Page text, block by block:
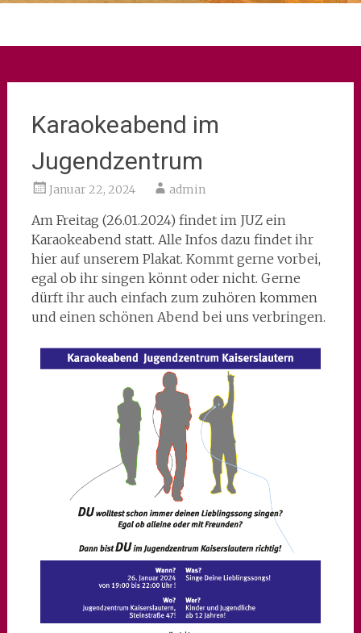
Karaokeabend im
Jugendzentrum
Januar 22, 2024 admin
Am Freitag (26.01.2024) findet im JUZ ein
Karaokeabend statt. Alle Infos dazu findet ihr
hier auf unserem Plakat. Kommt gerne vorbei,
egal ob ihr singen könnt oder nicht. Gerne
dürft ihr auch einfach zum zuhören kommen
und einen schönen Abend bei uns verbringen.